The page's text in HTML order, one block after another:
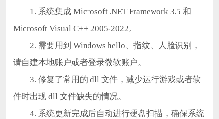
1. 系统集成 Microsoft .NET Framework 3.5 和
Microsoft Visual C++ 2005-2022。
2. 需要用到 Windows hello、指纹、人脸识别，
请自建本地账户或者登录微软账户。
3. 修复了常用的 dll 文件，减少运行游戏或者软
件时出现 dll 文件缺失的情况。
4. 系统更新完成后自动进行硬盘扫描，确保系统